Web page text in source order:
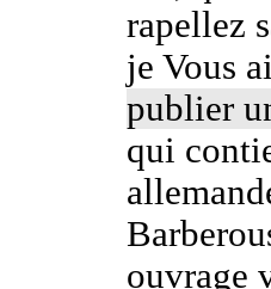
rapellez
je Vous
publier
qui
ouvrage